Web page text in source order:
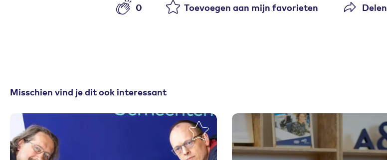
Aantal likes
0 Toevoegen aan mijn favorieten Delen
Misschien vind je dit ook interessant